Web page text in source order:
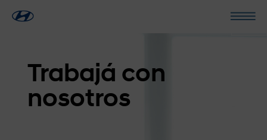
Trabajá con
nosotros